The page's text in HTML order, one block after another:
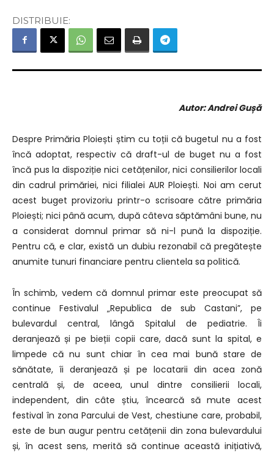
DISTRIBUIE:
Autor: Andrei Gușă
Despre Primăria Ploiești știm cu toții că bugetul nu a fost
încă adoptat, respectiv că draft-ul de buget nu a fost
încă pus la dispoziție nici cetățenilor, nici consilierilor locali
din cadrul primăriei, nici filialei AUR Ploiești. Noi am cerut
acest buget provizoriu printr-o scrisoare către primăria
Ploiești; nici până acum, după câteva săptămâni bune, nu
a considerat domnul primar să ni-l pună la dispoziție.
Pentru că, e clar, există un dubiu rezonabil că pregătește
anumite tunuri financiare pentru clientela sa politică.
În schimb, vedem că domnul primar este preocupat să
continue Festivalul „Republica de sub Castani”, pe
bulevardul central, lângă Spitalul de pediatrie. Îi
deranjează și pe bieții copii care, dacă sunt la spital, e
limpede că nu sunt chiar în cea mai bună stare de
sănătate, îi deranjează și pe locatarii din acea zonă
centrală și, de aceea, unul dintre consilierii locali,
independent, din câte știu, încearcă să mute acest
festival în zona Parcului de Vest, chestiune care, probabil,
este de bun augur pentru cetățenii din zona bulevardului
și, în acest sens, merită să continue această inițiativă,